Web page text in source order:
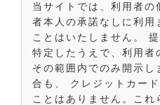
当サイトでは、利用者の
者本人の承諾なしに利用
ことはいたしません。
特定したうえで、利用者
その範囲内でのみ開示
合も、 クレジットカー
ことはありません。これ